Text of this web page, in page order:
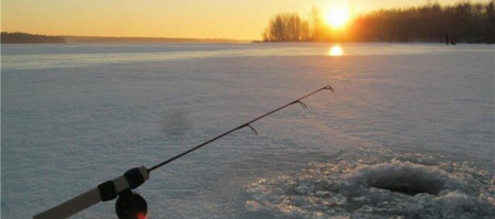
біоресурсів на зимувальних ямах.Триватиме
вонадо початку весняно – літньої нерестової
заборони2024 року. За недотримання норм
риболовлі передбачений штраф.
Про це повідомляє Інформатор з посиланням
Дніпропетровській рибоохоронний патруль,